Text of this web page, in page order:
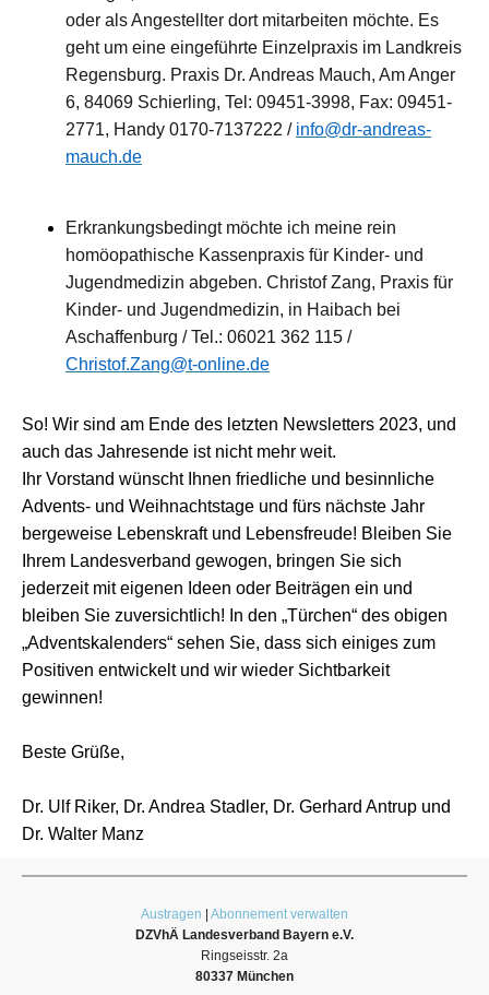
oder als Angestellter dort mitarbeiten möchte. Es
geht um eine eingeführte Einzelpraxis im Landkreis
Regensburg. Praxis Dr. Andreas Mauch, Am Anger
6, 84069 Schierling, Tel: 09451-3998, Fax: 09451-
2771, Handy 0170-7137222 / info@dr-andreas-
mauch.de
Erkrankungsbedingt möchte ich meine rein
homöopathische Kassenpraxis für Kinder- und
Jugendmedizin abgeben. Christof Zang, Praxis für
Kinder- und Jugendmedizin, in Haibach bei
Aschaffenburg /Tel.: 06021 362 115 /
Christof.Zang@t-online.de
So! Wir sind am Ende des letzten Newsletters 2023, und
auch das Jahresende ist nicht mehr weit.
Ihr Vorstand wünscht Ihnen friedliche und besinnliche
Advents- und Weihnachtstage und fürs nächste Jahr
bergeweise Lebenskraft und Lebensfreude! Bleiben Sie
Ihrem Landesverband gewogen, bringen Sie sich
jederzeit mit eigenen Ideen oder Beiträgen ein und
bleiben Sie zuversichtlich! In den „Türchen“ des obigen
„Adventskalenders“ sehen Sie, dass sich einiges zum
Positiven entwickelt und wir wieder Sichtbarkeit
gewinnen!
Beste Grüße,
Dr. Ulf Riker, Dr. Andrea Stadler, Dr. Gerhard Antrup und
Dr. Walter Manz
Austragen
Abonnement verwalten
DZVhÄ Landesverband Bayern e.V.
Ringseisstr. 2a
80337 München